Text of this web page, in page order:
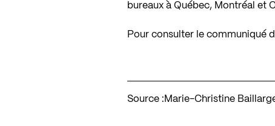
bureaux à Québec, Montréal et
Pour consulter le communiqué
Source : Marie-Christine